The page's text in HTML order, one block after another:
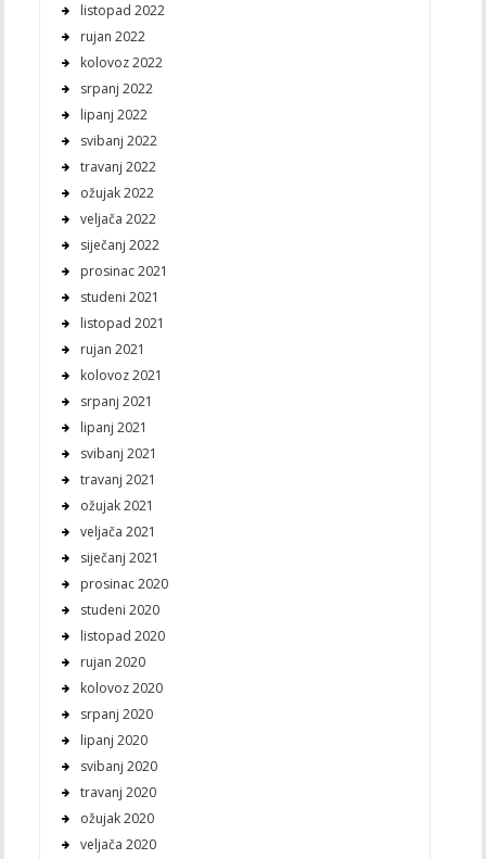
listopad 2022
rujan 2022
kolovoz 2022
srpanj 2022
lipanj 2022
svibanj 2022
travanj 2022
ožujak 2022
veljača 2022
siječanj 2022
prosinac 2021
studeni 2021
listopad 2021
rujan 2021
kolovoz 2021
srpanj 2021
lipanj 2021
svibanj 2021
travanj 2021
ožujak 2021
veljača 2021
siječanj 2021
prosinac 2020
studeni 2020
listopad 2020
rujan 2020
kolovoz 2020
srpanj 2020
lipanj 2020
svibanj 2020
travanj 2020
ožujak 2020
veljača 2020